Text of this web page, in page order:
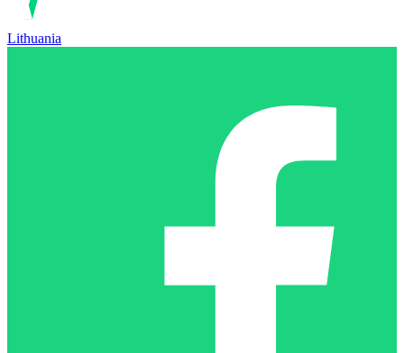
Lithuania